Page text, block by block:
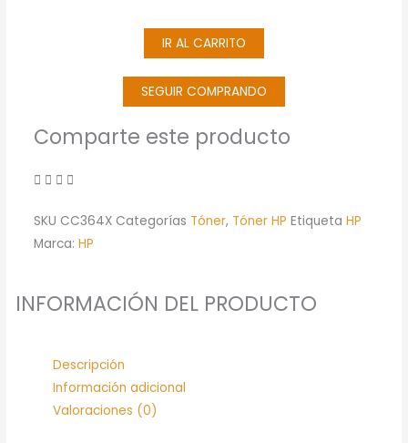
IR AL CARRITO
SEGUIR COMPRANDO
Comparte este producto
SKU CC364X Categorías Tóner, Tóner HP Etiqueta HP
Marca:HP
INFORMACIÓN DEL PRODUCTO
Descripción
Información adicional
Valoraciones (0)